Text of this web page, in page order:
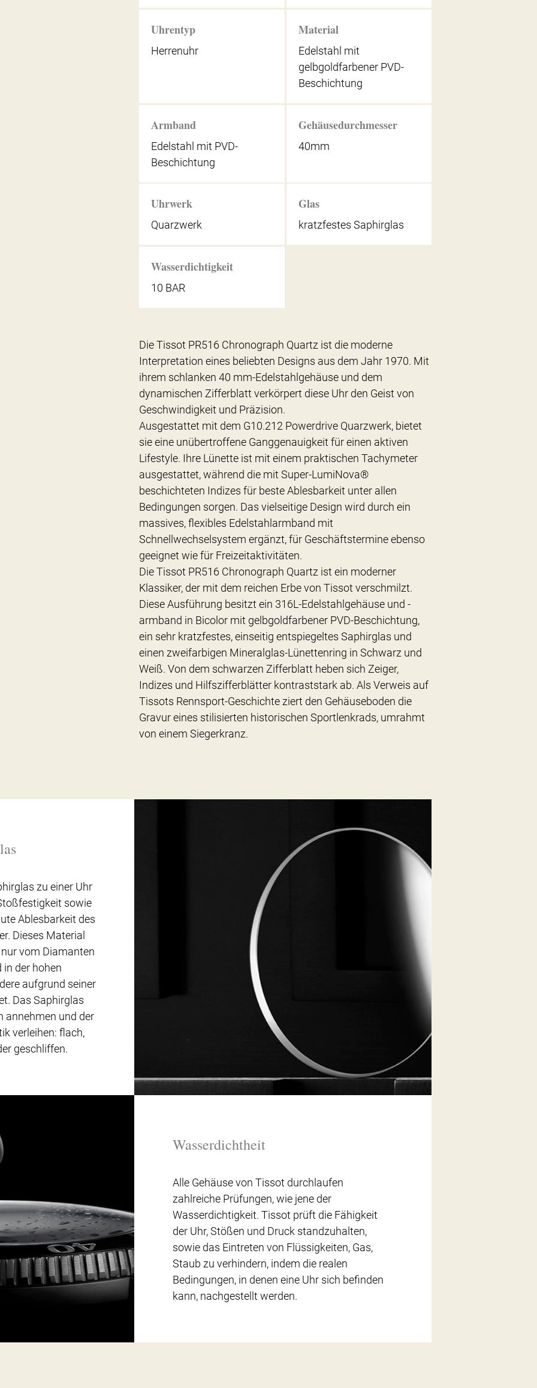
Uhrentyp
Herrenuhr
Material
Edelstahl mit
gelbgoldfarbener PVD-
Beschichtung
Armband
Edelstahl mit PVD-
Beschichtung
Gehäusedurchmesser
40mm
Uhrwerk
Quarzwerk
Glas
kratzfestes Saphirglas
Wasserdichtigkeit
10 BAR
Die Tissot PR516 Chronograph Quartz ist die moderne
Interpretation eines beliebten Designs aus dem Jahr 1970. Mit
ihrem schlanken 40 mm-Edelstahlgehäuse und dem
dynamischen Zifferblatt verkörpert diese Uhr den Geist von
Geschwindigkeit und Präzision.
Ausgestattet mit dem G10.212 Powerdrive Quarzwerk, bietet
sie eine unübertroffene Ganggenauigkeit für einen aktiven
Lifestyle. Ihre Lünette ist mit einem praktischen Tachymeter
ausgestattet, während die mit Super-LumiNova®️
beschichteten Indizes für beste Ablesbarkeit unter allen
Bedingungen sorgen. Das vielseitige Design wird durch ein
massives, flexibles Edelstahlarmband mit
Schnellwechselsystem ergänzt, für Geschäftstermine ebenso
geeignet wie für Freizeitaktivitäten.
Die Tissot PR516 Chronograph Quartz ist ein moderner
Klassiker, der mit dem reichen Erbe von Tissot verschmilzt.
Diese Ausführung besitzt ein 316L-Edelstahlgehäuse und -
armband in Bicolor mit gelbgoldfarbener PVD-Beschichtung,
ein sehr kratzfestes, einseitig entspiegeltes Saphirglas und
einen zweifarbigen Mineralglas-Lünettenring in Schwarz und
Weiß. Von dem schwarzen Zifferblatt heben sich Zeiger,
Indizes und Hilfszifferblätter kontraststark ab. Als Verweis auf
Tissots Rennsport-Geschichte ziert den Gehäuseboden die
Gravur eines stilisierten historischen Sportlenkrads, umrahmt
von einem Siegerkranz.
zu einer Uhr
sowie
Ablesbarkeit des
Dieses Material
vom Diamanten
in der hohen
aufgrund seiner
Das Saphirglas
annehmen und der
verleihen: flach,
geschliffen.
Wasserdichtheit
Alle Gehäuse von Tissot durchlaufen
zahlreiche Prüfungen, wie jene der
Wasserdichtigkeit. Tissot prüft die Fähigkeit
der Uhr, Stößen und Druck standzuhalten,
sowie das Eintreten von Flüssigkeiten, Gas,
Staub zu verhindern, indem die realen
Bedingungen, in denen eine Uhr sich befinden
kann, nachgestellt werden.